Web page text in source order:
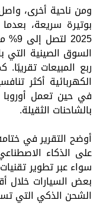
ومن ناحية أخرى،
بوتيرة سريعة،
2025
السوق الصينية التي
ربع المبيعات
الكهربائية أكثر
في حين تعمل
بالشاحنات الثقيلة.
أوضح التقرير في
على الذكاء
سواء عبر تطوير
بعض السيارات خلال
الشحن الذكي التي